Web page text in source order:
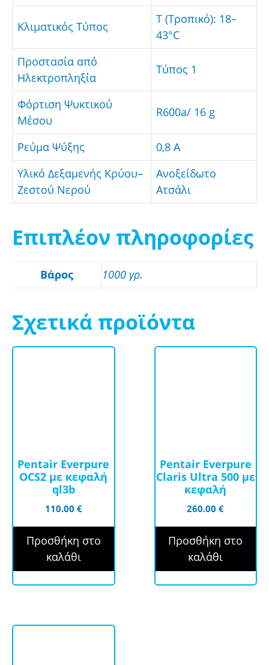
Κλιματικός Τύπος
T (Τροπικό): 18–
43°C
Προστασία από
Ηλεκτροπληξία
Τύπος 1
Φόρτιση Ψυκτικού
Μέσου
R600a/ 16 g
Ρεύμα Ψύξης
0,8 A
Υλικό Δεξαμενής Κρύου–
Ζεστού Νερού
Ανοξείδωτο
Ατσάλι
Επιπλέον πληροφορίες
Βάρος 1000 γρ.
Σχετικά προϊόντα
Pentair Everpure
OCS2 με κεφαλή
ql3b
110.00 €
Προσθήκη στο
καλάθι
Pentair Everpure
Claris Ultra 500 με
κεφαλή
260.00€
Προσθήκη στο
καλάθι